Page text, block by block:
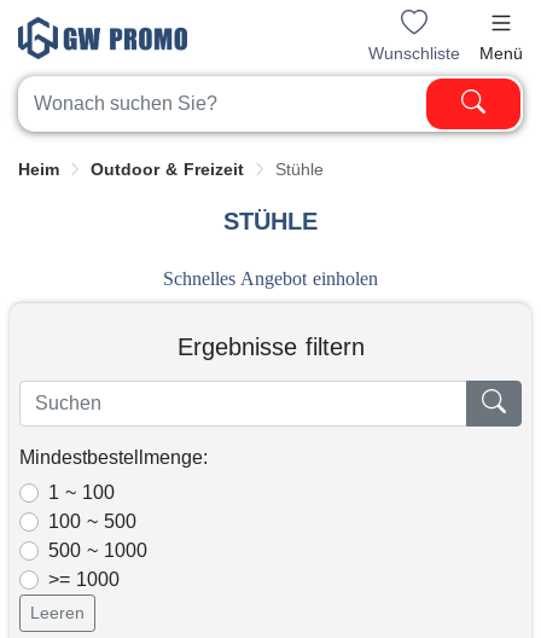
Wunschliste Menü
Heim Outdoor & Freizeit Stühle
STÜHLE
Schnelles Angebot einholen
Ergebnisse filtern
Mindestbestellmenge:
1 ~ 100
100 ~ 500
500 ~ 1000
>= 1000
Leeren